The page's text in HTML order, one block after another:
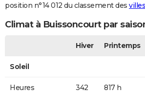
position n°14 012 du classement des
Climat à Buissoncourt par
Hiver Printemps
Soleil
Heures
342
817 h